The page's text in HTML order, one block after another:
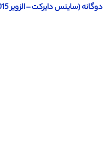
– الزویر 2015) (ترجمه ویژه – طلایی